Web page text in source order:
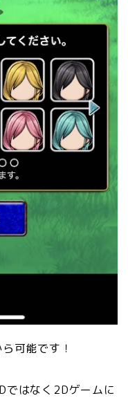
可能です！
ではなく2Dゲームに